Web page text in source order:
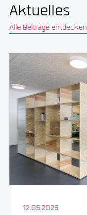
Aktuelles
Alle Beiträge entdecken
12.05.2026